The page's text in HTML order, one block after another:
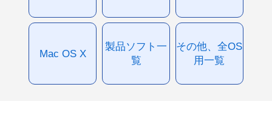
Mac OS X
製品ソフト一
覧
その他、全OS
用一覧